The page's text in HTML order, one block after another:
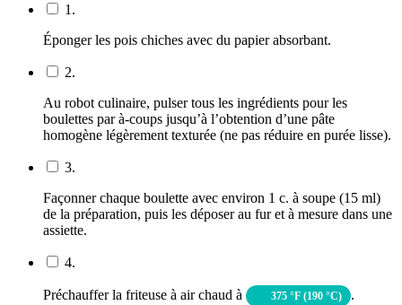
1.
Éponger les pois chiches avec du papier absorbant.
2.
Au robot culinaire, pulser tous les ingrédients pour les
boulettes par à-coups jusqu’à l’obtention d’une pâte
homogène légèrement texturée (ne pas réduire en purée lisse).
3.
Façonner chaque boulette avec environ 1 c. à soupe (15 ml)
de la préparation, puis les déposer au fur et à mesure dans une
assiette.
4.
Préchauffer la friteuse à air chaud à 375 °F (190 °C)
.